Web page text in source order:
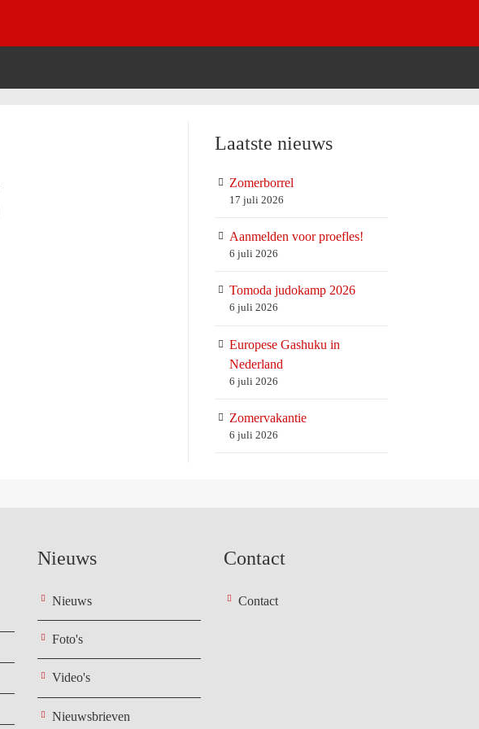
Laatste nieuws
Zomerborrel
17 juli 2026
Aanmelden voor proefles!
6 juli 2026
Tomoda judokamp 2026
6 juli 2026
Europese Gashuku in
Nederland
6 juli 2026
Zomervakantie
6 juli 2026
Nieuws
Nieuws
Foto's
Video's
Nieuwsbrieven
Contact
Contact